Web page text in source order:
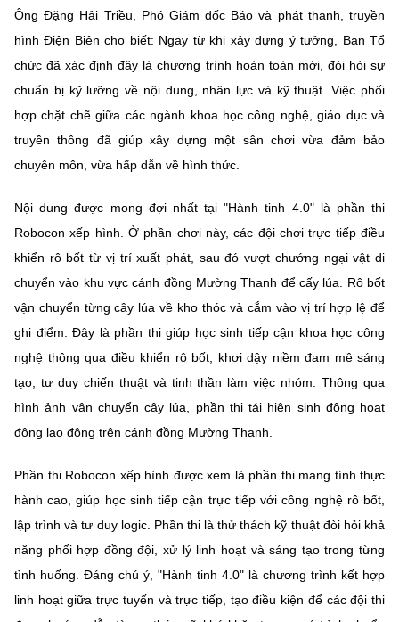
Ông Đặng Hải Triều, Phó Giám đốc Báo và phát thanh, truyền
hình Điện Biên cho biết: Ngay từ khi xây dựng ý tưởng, Ban Tổ
chức đã xác định đây là chương trình hoàn toàn mới, đòi hỏi sự
chuẩn bị kỹ lưỡng về nội dung, nhân lực và kỹ thuật. Việc phối
hợp chặt chẽ giữa các ngành khoa học công nghệ, giáo dục và
truyền thông đã giúp xây dựng một sân chơi vừa đảm bảo
chuyên môn, vừa hấp dẫn về hình thức.
Nội dung được mong đợi nhất tại "Hành tinh 4.0" là phần thi
Robocon xếp hình. Ở phần chơi này, các đội chơi trực tiếp điều
khiển rô bốt từ vị trí xuất phát, sau đó vượt chướng ngại vật di
chuyển vào khu vực cánh đồng Mường Thanh để cấy lúa. Rô bốt
vận chuyển từng cây lúa về kho thóc và cắm vào vị trí hợp lệ để
ghi điểm. Đây là phần thi giúp học sinh tiếp cận khoa học công
nghệ thông qua điều khiển rô bốt, khơi dậy niềm đam mê sáng
tạo, tư duy chiến thuật và tinh thần làm việc nhóm. Thông qua
hình ảnh vận chuyển cây lúa, phần thi tái hiện sinh động hoạt
động lao động trên cánh đồng Mường Thanh.
Phần thi Robocon xếp hình được xem là phần thi mang tính thực
hành cao, giúp học sinh tiếp cận trực tiếp với công nghệ rô bốt,
lập trình và tư duy logic. Phần thi là thử thách kỹ thuật đòi hỏi khả
năng phối hợp đồng đội, xử lý linh hoạt và sáng tạo trong từng
tình huống. Đáng chú ý, "Hành tinh 4.0" là chương trình kết hợp
linh hoạt giữa trực tuyến và trực tiếp, tạo điều kiện để các đội thi